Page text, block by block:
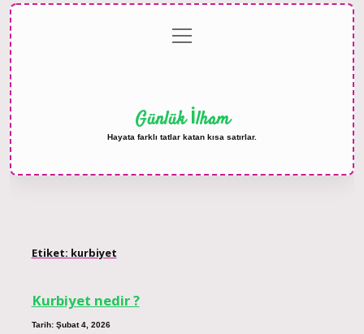
menüyü
aç
Günlük İlham
Hayata farklı tatlar katan kısa satırlar.
Etiket: kurbiyet
Kurbiyet nedir ?
Tarih: Şubat 4, 2026